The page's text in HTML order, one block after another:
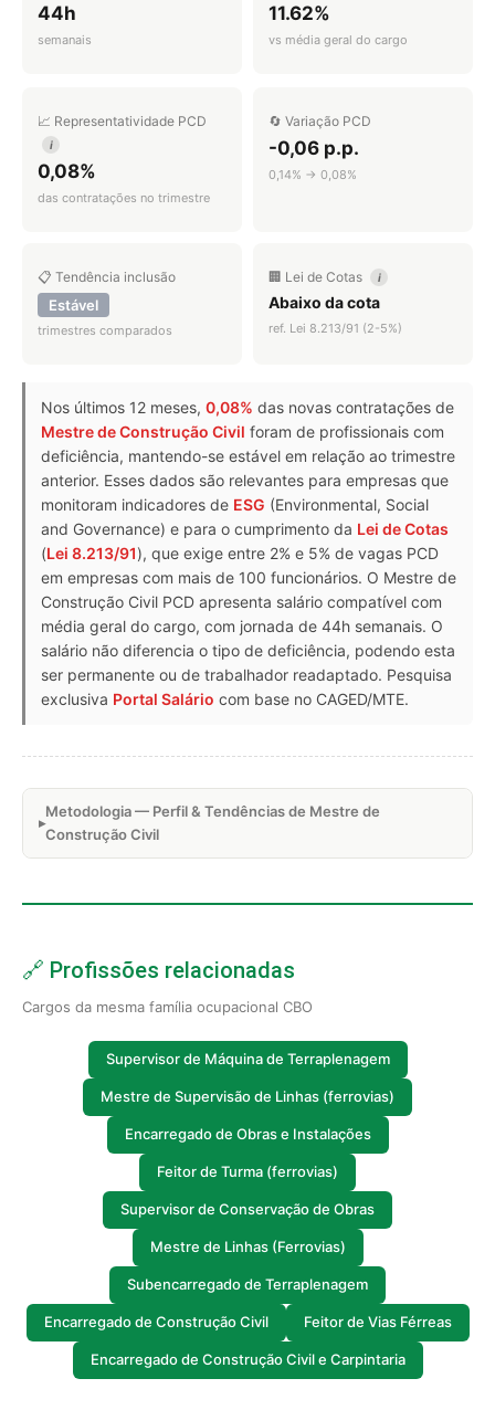
44h
semanais
11.62%
vs média geral do cargo
📈 Representatividade PCD
i
0,08%
das contratações no trimestre
🔄 Variação PCD
-0,06 p.p.
0,14% → 0,08%
📋 Tendência inclusão
Estável
trimestres comparados
🏢 Lei de Cotas i
Abaixo da cota
ref. Lei 8.213/91 (2-5%)
Nos últimos 12 meses, 0,08% das novas contratações de
Mestre de Construção Civil foram de profissionais com
deficiência, mantendo-se estável em relação ao trimestre
anterior. Esses dados são relevantes para empresas que
monitoram indicadores de ESG (Environmental, Social
and Governance) e para o cumprimento da Lei de Cotas
(Lei 8.213/91), que exige entre 2% e 5% de vagas PCD
em empresas com mais de 100 funcionários. O Mestre de
Construção Civil PCD apresenta salário compatível com
média geral do cargo, com jornada de 44h semanais. O
salário não diferencia o tipo de deficiência, podendo esta
ser permanente ou de trabalhador readaptado. Pesquisa
exclusiva Portal Salário com base no CAGED/MTE.
Metodologia — Perfil & Tendências de Mestre de
Construção Civil
🔗 Profissões relacionadas
Cargos da mesma família ocupacional CBO
Supervisor de Máquina de Terraplenagem
Mestre de Supervisão de Linhas (ferrovias)
Encarregado de Obras e Instalações
Feitor de Turma (ferrovias)
Supervisor de Conservação de Obras
Mestre de Linhas (Ferrovias)
Subencarregado de Terraplenagem
Encarregado de Construção Civil Feitor de Vias Férreas
Encarregado de Construção Civil e Carpintaria